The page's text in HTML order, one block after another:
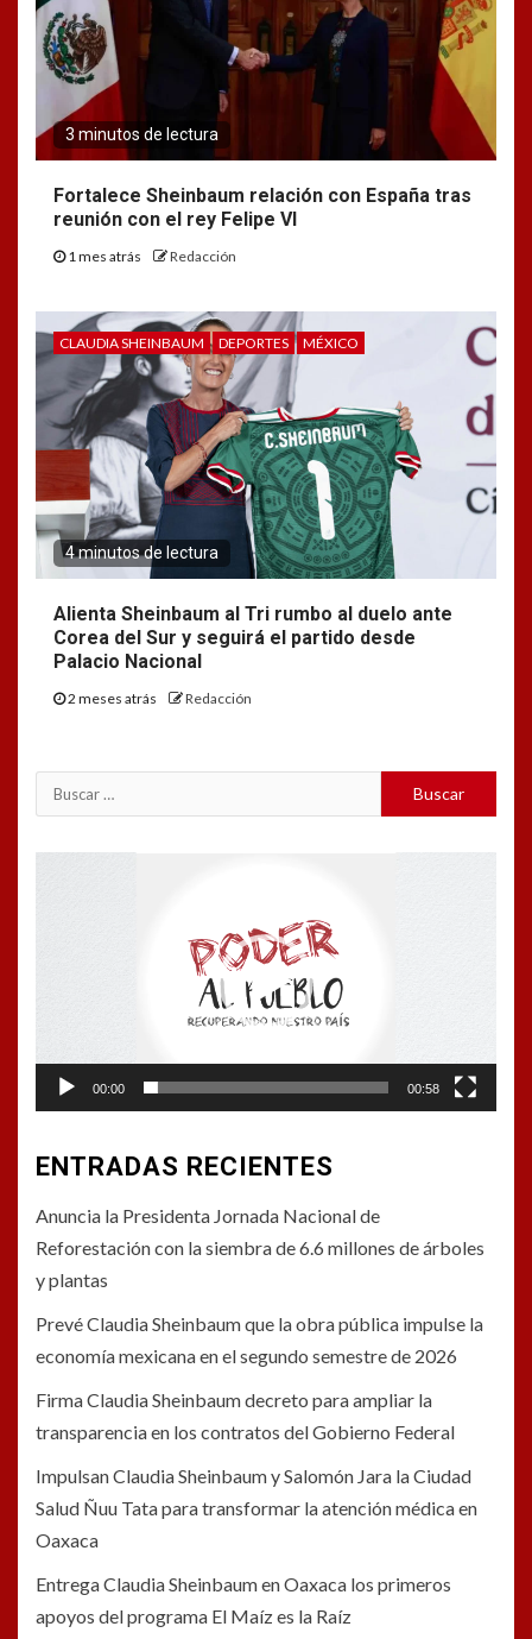
3 minutos de lectura
Fortalece Sheinbaum relación con España tras
reunión con el rey Felipe VI
1 mes atrás Redacción
CLAUDIA SHEINBAUM DEPORTES MÉXICO
4 minutos de lectura
Alienta Sheinbaum al Tri rumbo al duelo ante
Corea del Sur y seguirá el partido desde
Palacio Nacional
2 meses atrás Redacción
Buscar:
00:00 00:58
ENTRADAS RECIENTES
Anuncia la Presidenta Jornada Nacional de
Reforestación con la siembra de 6.6 millones de árboles
y plantas
Prevé Claudia Sheinbaum que la obra pública impulse la
economía mexicana en el segundo semestre de 2026
Firma Claudia Sheinbaum decreto para ampliar la
transparencia en los contratos del Gobierno Federal
Impulsan Claudia Sheinbaum y Salomón Jara la Ciudad
Salud Ñuu Tata para transformar la atención médica en
Oaxaca
Entrega Claudia Sheinbaum en Oaxaca los primeros
apoyos del programa El Maíz es la Raíz